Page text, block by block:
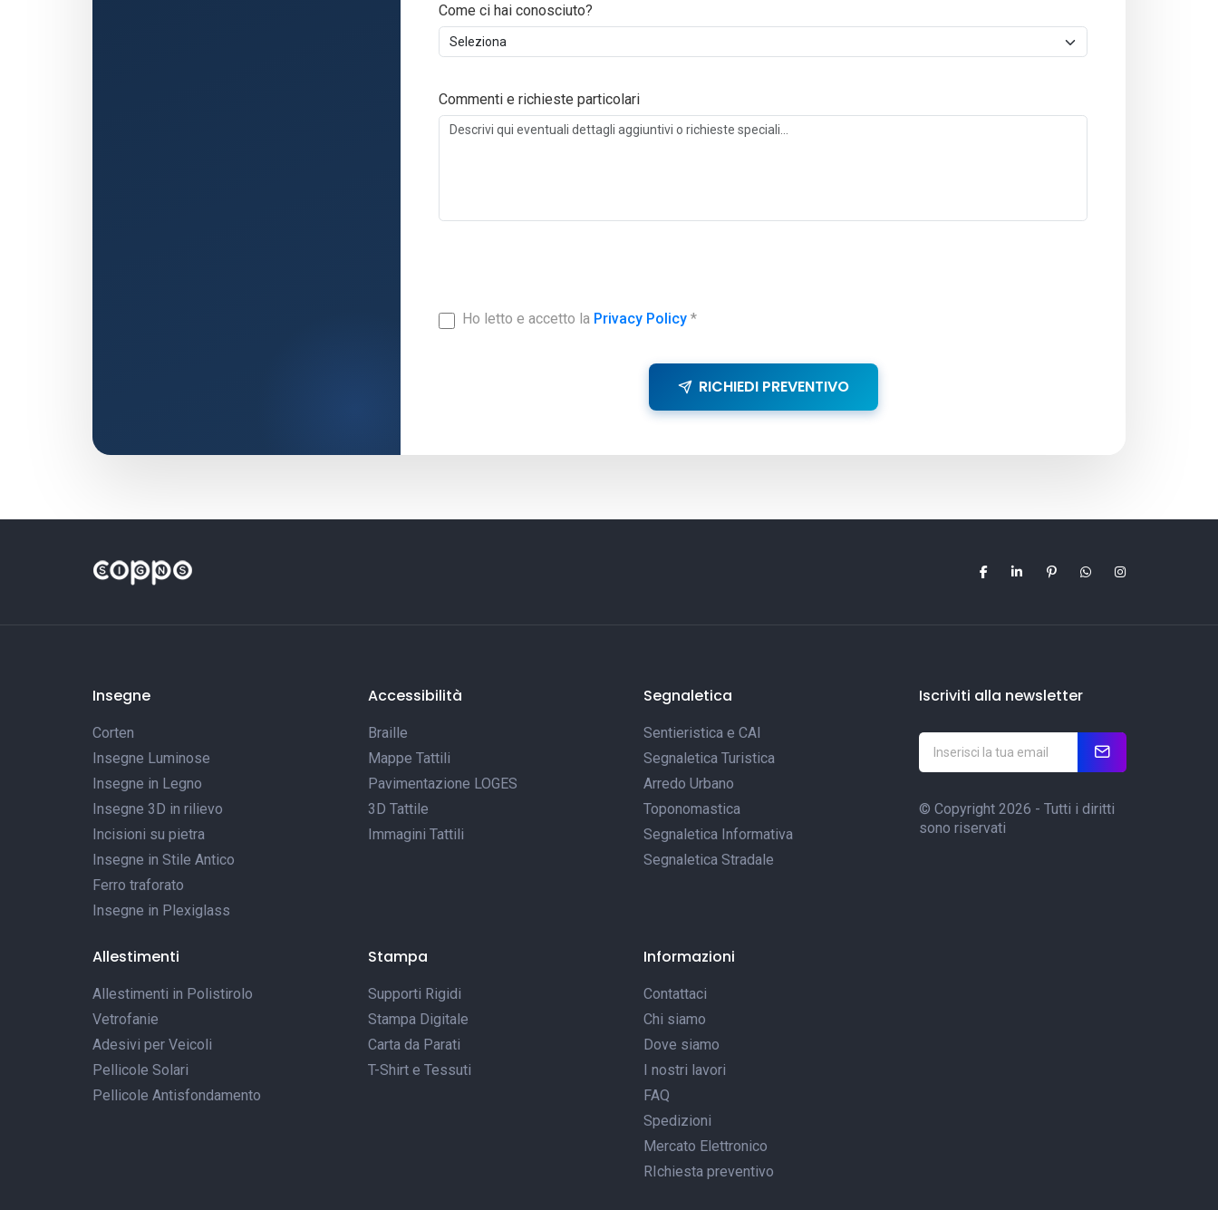
Come ci hai conosciuto?
Commenti e richieste particolari
Ho letto e accetto la Privacy Policy *
RICHIEDI PREVENTIVO
Insegne
Corten
Insegne Luminose
Insegne in Legno
Insegne 3D in rilievo
Incisioni su pietra
Insegne in Stile Antico
Ferro traforato
Insegne in Plexiglass
Accessibilità
Braille
Mappe Tattili
Pavimentazione LOGES
3D Tattile
Immagini Tattili
Segnaletica
Sentieristica e CAI
Segnaletica Turistica
Arredo Urbano
Toponomastica
Segnaletica Informativa
Segnaletica Stradale
Allestimenti
Allestimenti in Polistirolo
Vetrofanie
Adesivi per Veicoli
Pellicole Solari
Pellicole Antisfondamento
Stampa
Supporti Rigidi
Stampa Digitale
Carta da Parati
T-Shirt e Tessuti
Informazioni
Contattaci
Chi siamo
Dove siamo
I nostri lavori
FAQ
Spedizioni
Mercato Elettronico
RIchiesta preventivo
Iscriviti alla newsletter
© Copyright 2026 - Tutti i diritti
sono riservati